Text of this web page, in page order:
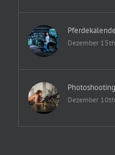
Dezember
Dezember